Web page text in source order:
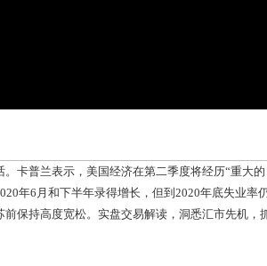
普兰表示，美国经济在第二季度将经历“重大的
年6月和下半年录得增长，但到2020年底失业率
前保持高度宽松。实盘交易解读，洞悉汇市先机，